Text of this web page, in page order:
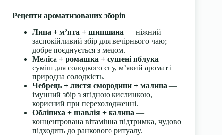
Рецепти ароматизованих зборів
Липа + м’ята + шипшина — ніжний
заспокійливий збір для вечірнього чаю;
добре поєднується з медом.
Меліса + ромашка + сушені яблука —
суміш для солодкого сну, м’який аромат і
природна солодкість.
Чебрець + листя смородини + малина —
імунний збір з ягідною кислинкою,
корисний при перехолодженні.
Обліпиха + шавлія + калина —
концентрована вітамінна підтримка, чудово
підходить до ранкового ритуалу.